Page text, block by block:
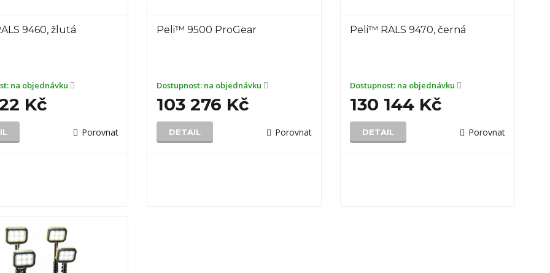
9460, žlutá
na objednávku
Kč
Porovnat
Peli™ 9500 ProGear
Dostupnost: na objednávku
103 276 Kč
DETAIL Porovnat
Peli™ RALS 9470, černá
Dostupnost: na objednávku
130 144 Kč
DETAIL Porovnat